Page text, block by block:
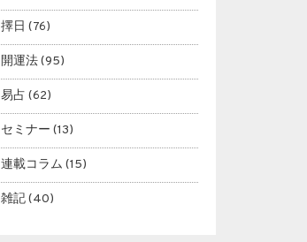
擇日 (76)
開運法(95)
易占 (62)
セミナー (13)
連載コラム (15)
雑記(40)